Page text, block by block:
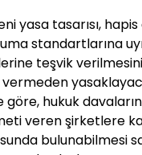
yasa tasarısı,
standartlarına
teşvik
göre, hukuk
veren şirketlere
bulunabilmesi